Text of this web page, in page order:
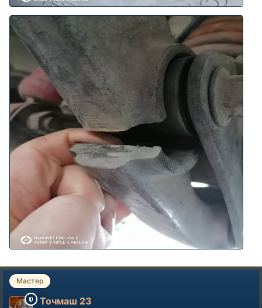
Мастер
Точмаш 23